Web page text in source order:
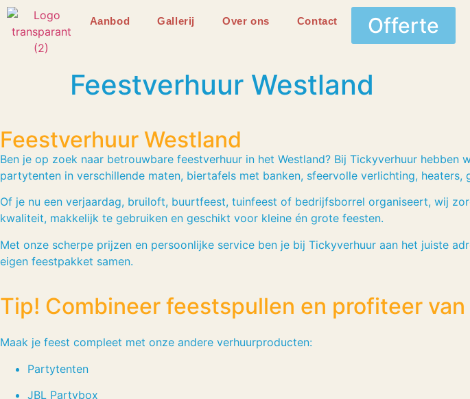
Aanbod Gallerij Over ons Contact Offerte
Feestverhuur Westland
Feestverhuur Westland
Ben je op zoek naar betrouwbare feestverhuur in het Westland? Bij Tickyverhuur
partytenten in verschillende maten, biertafels met banken, sfeervolle verlichting,
Of je nu een verjaardag, bruiloft, buurtfeest, tuinfeest of bedrijfsborrel organiseert, wij
kwaliteit, makkelijk te gebruiken en geschikt voor kleine én grote feesten.
Met onze scherpe prijzen en persoonlijke service ben je bij Tickyverhuur aan het juiste
eigen feestpakket samen.
Tip! Combineer feestspullen en profiteer
Maak je feest compleet met onze andere verhuurproducten:
Partytenten
JBL Partybox